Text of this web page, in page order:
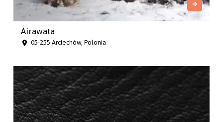
Airawata
05-255 Arciechów, Polonia